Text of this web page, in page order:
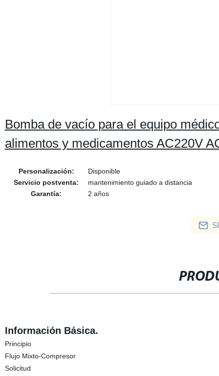
Bomba de vacío para el equipo
alimentos y medicamentos AC220V
Personalización:
Disponible
Servicio postventa:
mantenimiento guiado a distancia
Garantía:
2 años
Información Básica.
Principio
Flujo Mixto-Compresor
Solicitud